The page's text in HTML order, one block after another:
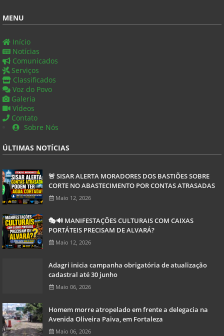
MENU
Início
Notícias
Comunicados
Serviços
Classificados
Voz do Povo
Galeria
Vídeos
Contato
Sobre Nós
ÚLTIMAS NOTÍCIAS
🚨 SISAR ALERTA MORADORES DOS BASTIÕES SOBRE
CORTE NO ABASTECIMENTO POR CONTAS ATRASADAS
Maio 12, 2026
🎭🔊 MANIFESTAÇÕES CULTURAIS COM CAIXAS
PORTÁTEIS PRECISAM DE ALVARÁ?
Maio 12, 2026
Adagri inicia campanha obrigatória de atualização
cadastral até 30 junho
Maio 06, 2026
Homem morre atropelado em frente a delegacia na
Avenida Oliveira Paiva, em Fortaleza
Maio 06, 2026